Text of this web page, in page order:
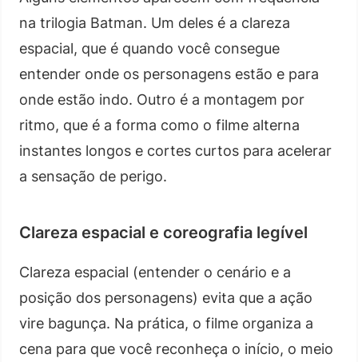
na trilogia Batman. Um deles é a clareza
espacial, que é quando você consegue
entender onde os personagens estão e para
onde estão indo. Outro é a montagem por
ritmo, que é a forma como o filme alterna
instantes longos e cortes curtos para acelerar
a sensação de perigo.
Clareza espacial e coreografia legível
Clareza espacial (entender o cenário e a
posição dos personagens) evita que a ação
vire bagunça. Na prática, o filme organiza a
cena para que você reconheça o início, o meio